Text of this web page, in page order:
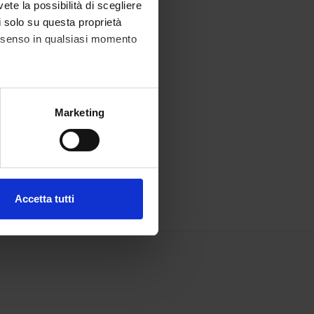
la possibilità di scegliere
su questa proprietà
in qualsiasi momento
metro,Marketing
Accetta tutti